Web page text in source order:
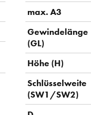
max. A3
Gewindelänge
(GL)
Höhe (H)
Schlüsselweite
(SW1/SW2)